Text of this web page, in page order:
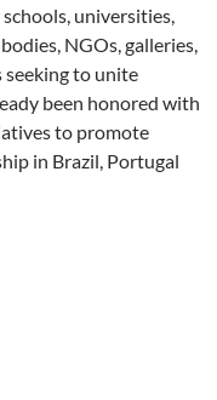
universities,
NGOs, galleries,
seeking to unite
been honored with
to promote
in Brazil, Portugal